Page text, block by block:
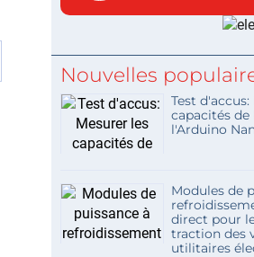
Nouvelles
Test
capacités de
l'Arduino
Modules de
direct pour
traction des
utilitaires